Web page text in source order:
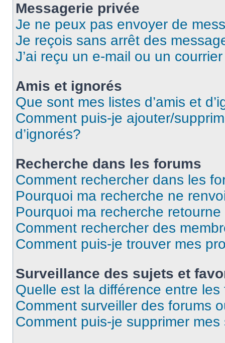
Messagerie privée
Je ne peux pas envoyer de
Je reçois sans arrêt des
J’ai reçu un e-mail ou un
Amis et ignorés
Que sont mes listes d’amis et
Comment puis-je ajouter/
d’ignorés?
Recherche dans les forums
Comment rechercher dans les
Pourquoi ma recherche ne
Pourquoi ma recherche
Comment rechercher des
Comment puis-je trouver mes
Surveillance des sujets et
Quelle est la différence entre
Comment surveiller des forums
Comment puis-je supprimer